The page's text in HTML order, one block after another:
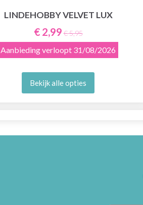
LINDEHOBBY VELVET LUX
€ 2,99 € 5,95
Aanbieding verloopt 31/08/2026
Bekijk alle opties